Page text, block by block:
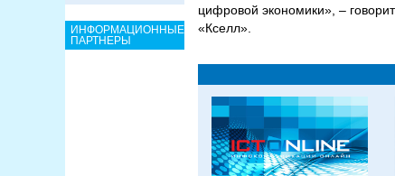
ИНФОРМАЦИОННЫЕ
ПАРТНЕРЫ
цифровой экономики», –
«Кселл».